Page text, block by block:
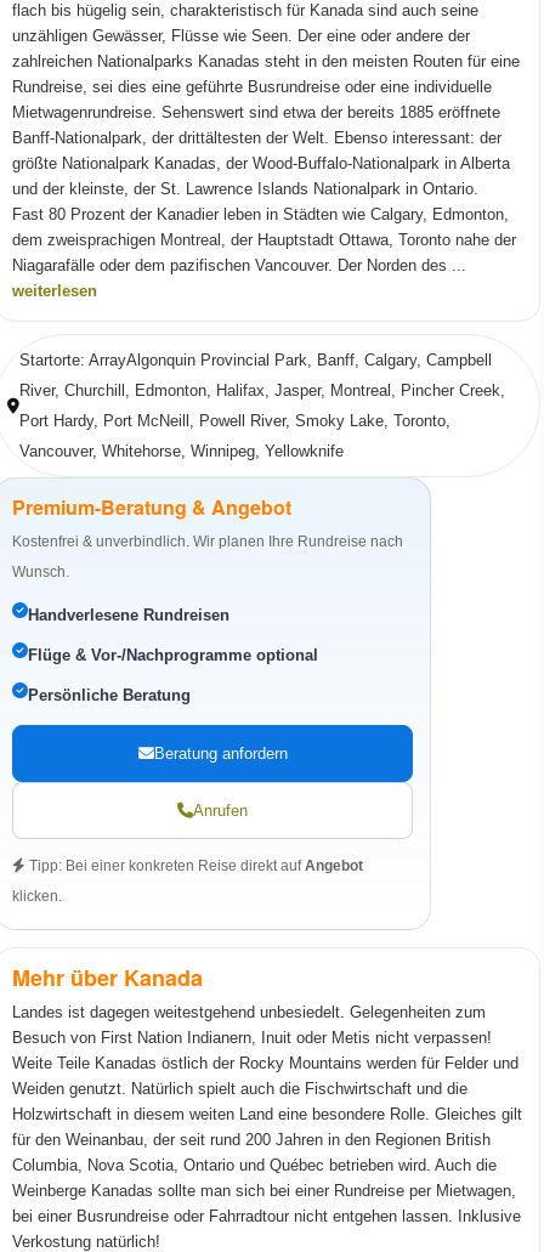
flach bis hügelig sein, charakteristisch für Kanada sind auch seine
unzähligen Gewässer, Flüsse wie Seen. Der eine oder andere der
zahlreichen Nationalparks Kanadas steht in den meisten Routen für eine
Rundreise, sei dies eine geführte Busrundreise oder eine individuelle
Mietwagenrundreise. Sehenswert sind etwa der bereits 1885 eröffnete
Banff-Nationalpark, der drittältesten der Welt. Ebenso interessant: der
größte Nationalpark Kanadas, der Wood-Buffalo-Nationalpark in Alberta
und der kleinste, der St. Lawrence Islands Nationalpark in Ontario.
Fast 80 Prozent der Kanadier leben in Städten wie Calgary, Edmonton,
dem zweisprachigen Montreal, der Hauptstadt Ottawa, Toronto nahe der
Niagarafälle oder dem pazifischen Vancouver. Der Norden des ...
weiterlesen
Startorte: ArrayAlgonquin Provincial Park, Banff, Calgary, Campbell
River, Churchill, Edmonton, Halifax, Jasper, Montreal, Pincher Creek,
Port Hardy, Port McNeill, Powell River, Smoky Lake, Toronto,
Vancouver, Whitehorse, Winnipeg, Yellowknife
Premium-Beratung & Angebot
Kostenfrei & unverbindlich. Wir planen Ihre Rundreise nach
Wunsch.
Handverlesene Rundreisen
Flüge & Vor-/Nachprogramme optional
Persönliche Beratung
Beratung anfordern
Anrufen
Tipp: Bei einer konkreten Reise direkt aufAngebot
klicken.
Mehr über Kanada
Landes ist dagegen weitestgehend unbesiedelt. Gelegenheiten zum
Besuch von First Nation Indianern, Inuit oder Metis nicht verpassen!
Weite Teile Kanadas östlich der Rocky Mountains werden für Felder und
Weiden genutzt. Natürlich spielt auch die Fischwirtschaft und die
Holzwirtschaft in diesem weiten Land eine besondere Rolle. Gleiches gilt
für den Weinanbau, der seit rund 200 Jahren in den Regionen British
Columbia, Nova Scotia, Ontario und Québec betrieben wird. Auch die
Weinberge Kanadas sollte man sich bei einer Rundreise per Mietwagen,
bei einer Busrundreise oder Fahrradtour nicht entgehen lassen. Inklusive
Verkostung natürlich!